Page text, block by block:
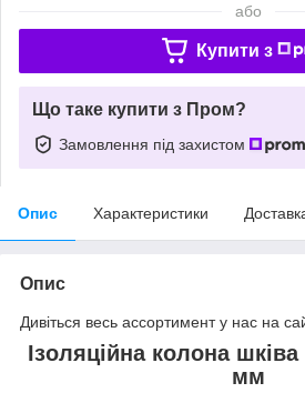
або
Купити з
Що таке купити з Пром?
Замовлення під захистом
Опис Характеристики
Опис
Дивіться весь ассортимент у нас на
Ізоляційна колона
мм